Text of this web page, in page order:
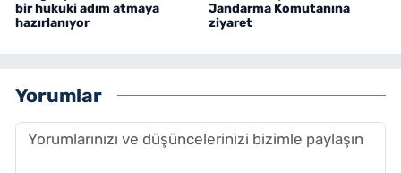
bir hukuki adım atmaya
hazırlanıyor
Jandarma Komutanına
ziyaret
Yorumlar